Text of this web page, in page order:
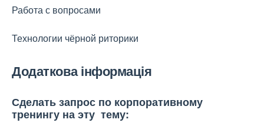
Работа с вопросами
Технологии чёрной риторики
Додаткова інформація
Сделать запрос по корпоративному
тренингу на эту тему: